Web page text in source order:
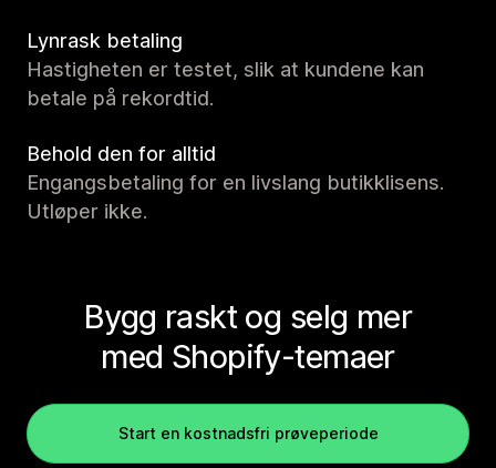
Lynrask betaling
Hastigheten er testet, slik at kundene kan
betale på rekordtid.
Behold den for alltid
Engangsbetaling for en livslang butikklisens.
Utløper ikke.
Bygg raskt og selg mer
med Shopify-temaer
Start en kostnadsfri prøveperiode